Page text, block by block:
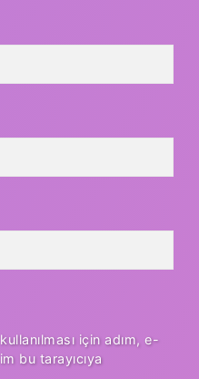
için adım, e-
bu tarayıcıya